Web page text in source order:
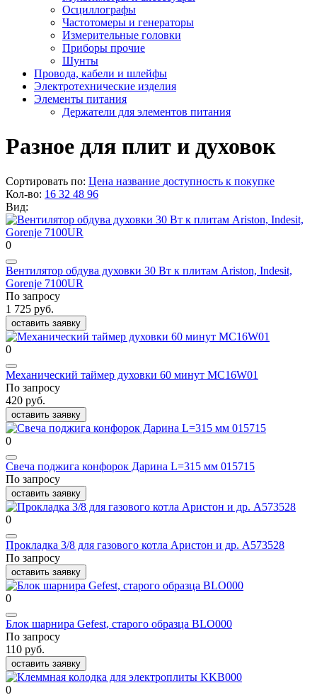
Осциллографы
Частотомеры и генераторы
Измерительные головки
Приборы прочие
Шунты
Провода, кабели и шлейфы
Электротехнические изделия
Элементы питания
Держатели для элементов питания
Разное для плит и духовок
Сортировать по: Цена название доступность к покупке
Кол-во: 16 32 48 96
Вид:
0
Вентилятор обдува духовки 30 Вт к плитам Ariston, Indesit,
Gorenje 7100UR
По запросу
1 725 руб.
оставить заявку
0
Механический таймер духовки 60 минут MC16W01
По запросу
420 руб.
оставить заявку
0
Свеча поджига конфорок Дарина L=315 мм 015715
По запросу
оставить заявку
0
Прокладка 3/8 для газового котла Аристон и др. A573528
По запросу
оставить заявку
0
Блок шарнира Gefest, старого образца BLO000
По запросу
110 руб.
оставить заявку
0